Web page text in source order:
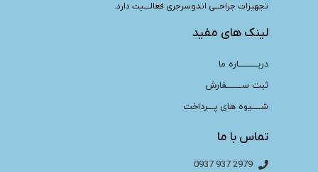
تجهیزات جراحـــی اندوسرجری فعالــــیت دارد.
لینک های مفید
دربـــــــــاره ما
ثبت ســـــــفارش
شــــیوه های پـــرداخت
تماس با ما
2979 937 0937